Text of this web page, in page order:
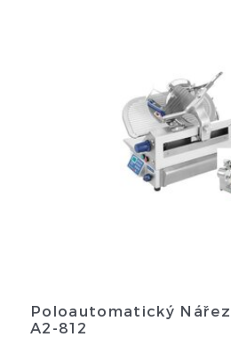
Poloautomatický
A2-812